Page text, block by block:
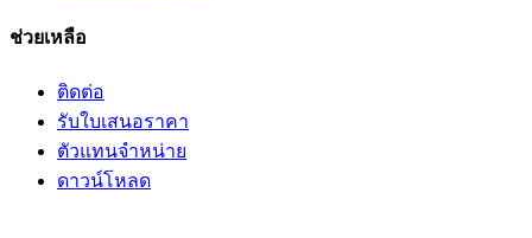
ช่วยเหลือ
ติดต่อ
รับใบเสนอราคา
ตัวแทนจำหน่าย
ดาวน์โหลด